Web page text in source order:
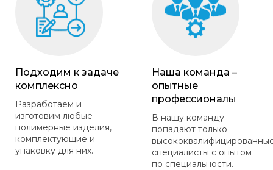
Подходим к задаче
комплексно
Разработаем и
изготовим любые
полимерные изделия,
комплектующие и
упаковку для них.
Наша команда –
опытные
профессионалы
В нашу команду
попадают только
специалисты с опытом
по специальности.